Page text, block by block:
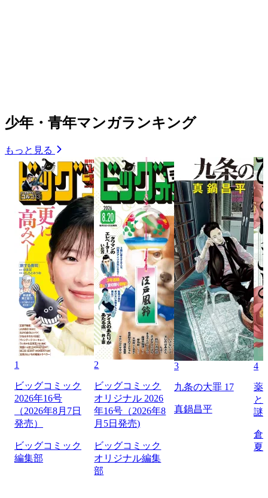
少年・青年マンガランキング
もっと見る
1
ビッグコミック
2026年16号
（2026年8月7日
発売）
ビッグコミック
編集部
2
ビッグコミック
オリジナル 2026
年16号（2026年8
月5日発売)
ビッグコミック
オリジナル編集
部
3
九条の大罪 17
真鍋昌平
4
薬
と
謎
倉
夏